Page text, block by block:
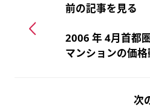
前の記事を見る
2006 年 4月首都
マンションの価格
次